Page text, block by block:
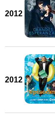
2012
2012